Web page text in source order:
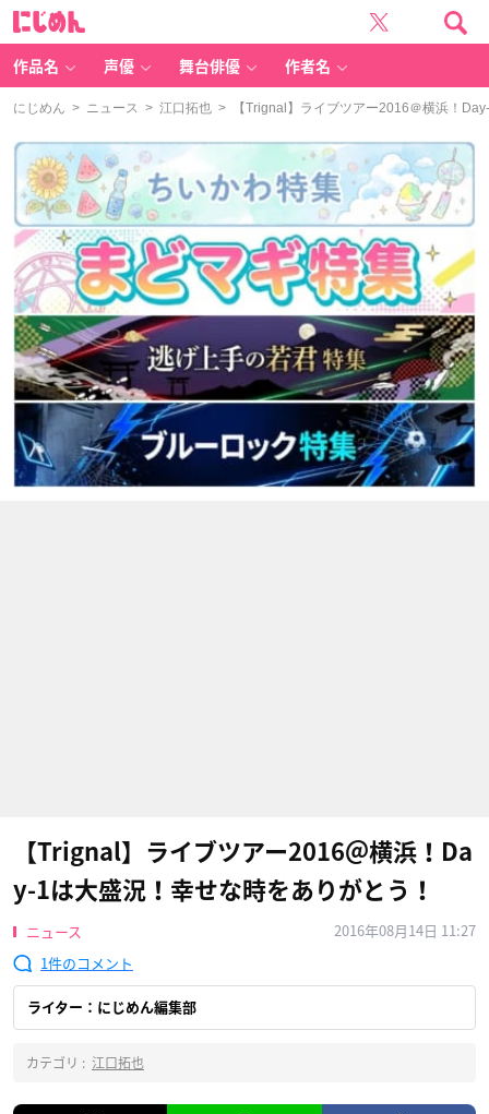
作品名 声優 舞台俳優 作者名
にじめん > ニュース > 江口拓也 > 【Trignal】ライブツアー2016＠横浜！
【Trignal】ライブツアー2016＠横浜！Da
y-1は大盛況！幸せな時をありがとう！
ニュース
2016年08月14日 11:27
1
ライター：にじめん編集部
カテゴリ : 江口拓也